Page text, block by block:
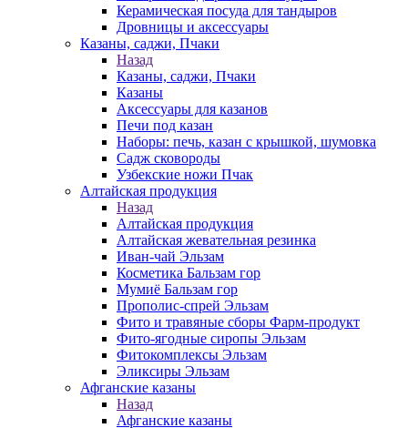
Керамическая посуда для тандыров
Дровницы и аксессуары
Казаны, саджи, Пчаки
Назад
Казаны, саджи, Пчаки
Казаны
Аксессуары для казанов
Печи под казан
Наборы: печь, казан с крышкой, шумовка
Садж сковороды
Узбекские ножи Пчак
Алтайская продукция
Назад
Алтайская продукция
Алтайская жевательная резинка
Иван-чай Эльзам
Косметика Бальзам гор
Мумиё Бальзам гор
Прополис-спрей Эльзам
Фито и травяные сборы Фарм-продукт
Фито-ягодные сиропы Эльзам
Фитокомплексы Эльзам
Эликсиры Эльзам
Афганские казаны
Назад
Афганские казаны